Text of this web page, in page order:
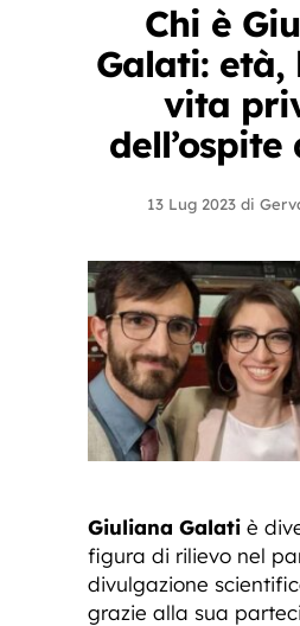
Chi è
Galati: età,
vita
dell’ospite
13 Lug 2023 di
Giuliana Galati è
figura di rilievo nel
divulgazione
grazie alla sua